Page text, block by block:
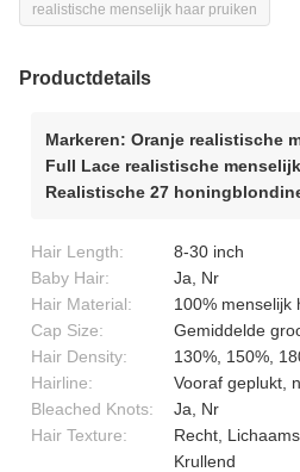
realistische menselijk haar pruiken
Productdetails
Markeren: Oranje realistische
Full Lace realistische
Realistische 27
Hair Length:
8-30 inch
Baby Hair:
Ja, Nr
Hair Material:
100% menselijk
Cap Size:
Gemiddelde
Hair Density:
130%, 150%,
Hairline:
Vooraf geplukt,
Bleached Knots:
Ja, Nr
Hair Texture:
Recht,
Krullend